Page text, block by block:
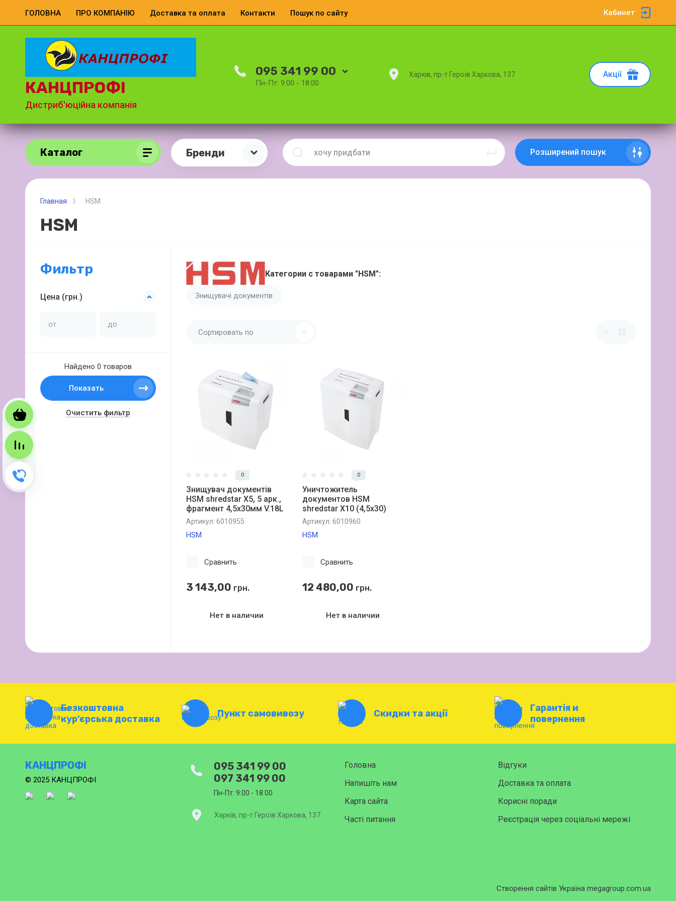
Корзина
ГОЛОВНА ПРО КОМПАНІЮ Доставка та оплата Контакти Пошук по сайту Кабинет
КАНЦПРОФІ
Дистриб'юційна компанія
095 341 99 00
Пн-Пт: 9:00 - 18:00
Харків, пр-т Героїв Харкова, 137 Акції
Каталог Бренди Розширений пошук
Главная HSM
HSM
Фильтр
Цена (грн.)
Найдено 0 товаров
Показать
Очистить фильтр
Категории с товарами "HSM":
Знищувачі документів
Сортировать по
0
Знищувач документів
HSM shredstar X5, 5 арк.,
фрагмент 4,5х30мм V.18L
Артикул: 6010955
HSM
Сравнить
3 143,00 грн.
Нет в наличии
0
Уничтожитель
документов HSM
shredstar X10 (4,5х30)
Артикул: 6010960
HSM
Сравнить
12 480,00 грн.
Нет в наличии
Безкоштовна
кур'єрська доставка
Пункт самовивозу Скидки та акції
Гарантія и
повернення
КАНЦПРОФІ
© 2025 КАНЦПРОФІ
095 341 99 00
097 341 99 00
Пн-Пт: 9:00 - 18:00
Харків, пр-т Героїв Харкова, 137
Головна
Відгуки
Напишіть нам
Доставка та оплата
Карта сайта
Корисні поради
Часті питання
Реєстрація через соціальні мережі
Створення сайтів Україна megagroup.com.ua